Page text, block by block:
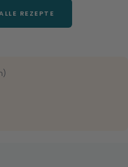
REZEPTE